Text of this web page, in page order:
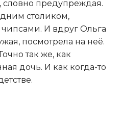
словно предупреждая.
столиком,
И вдруг Ольга
посмотрела на неё.
так же, как
дочь. И как когда-то